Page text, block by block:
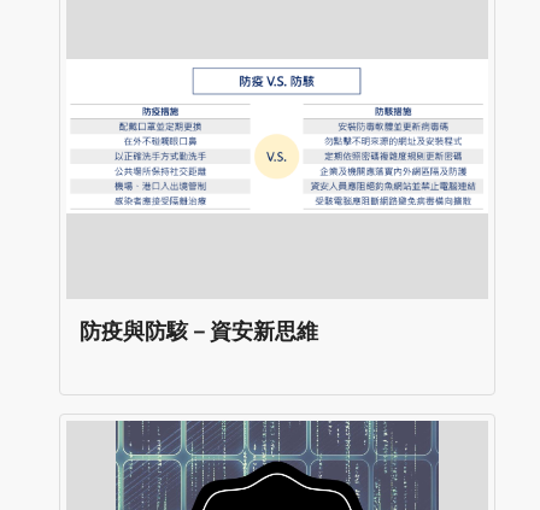
防疫與防駭－資安新思維